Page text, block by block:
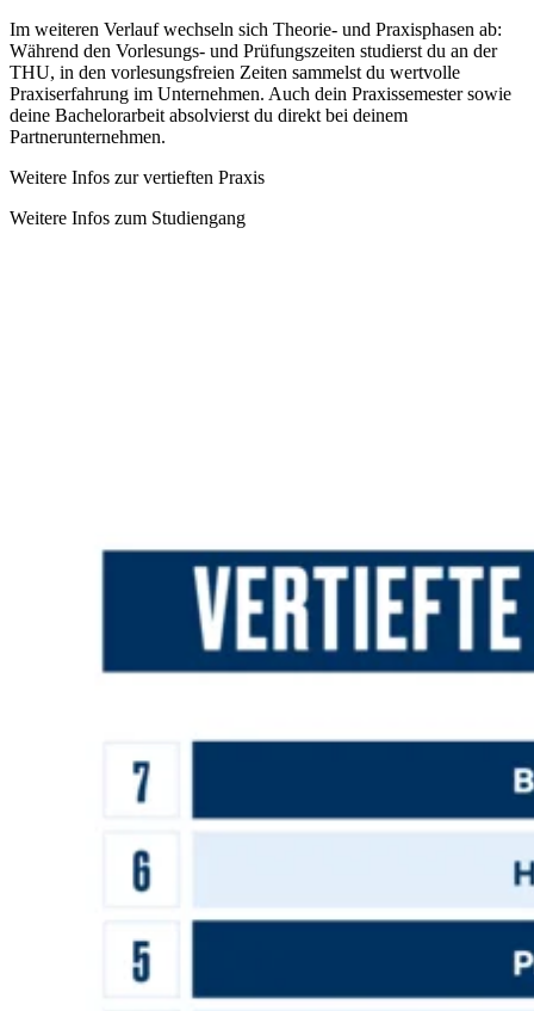
Im weiteren Verlauf wechseln sich Theorie- und Praxisphasen ab:
Während den Vorlesungs- und Prüfungszeiten studierst du an der
THU, in den vorlesungsfreien Zeiten sammelst du wertvolle
Praxiserfahrung im Unternehmen. Auch dein Praxissemester sowie
deine Bachelorarbeit absolvierst du direkt bei deinem
Partnerunternehmen.
Weitere Infos zur vertieften Praxis
Weitere Infos zum Studiengang